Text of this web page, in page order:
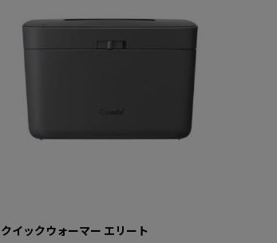
クイックウォーマー エリート